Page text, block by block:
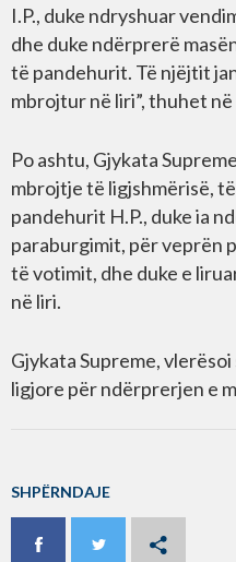
I.P., duke ndryshuar
dhe duke ndërprerë
të pandehurit. Të njëjtit
mbrojtur në liri”, thuhet
Po ashtu, Gjykata
mbrojtje të ligjshmërisë,
pandehurit H.P., duke ia
paraburgimit, për veprën
të votimit, dhe duke e
në liri.
Gjykata Supreme,
ligjore për ndërprerjen e
SHPËRNDAJE